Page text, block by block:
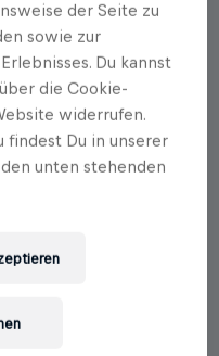
mit der
und bringt es
Jahre nach
versucht sie
wirksame
»carpe diem«.
in Stadt und
der Seite zu
sowie zur
Du kannst
die Cookie-
widerrufen.
Du in unserer
unten stehenden